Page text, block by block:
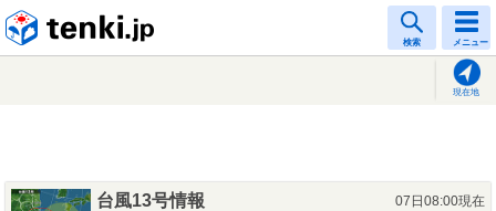
検索 メニュー
現在地
台風13号情報
07日08:00現在